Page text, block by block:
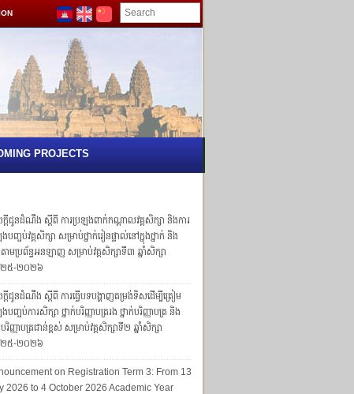
PROJECTS
ដីជូនដំណឹង ស្ដីពី ការប្រឡងពាក់កណ្ដាលវគ្គសិក្សា និងការ
បញ្ចប់វគ្គសិក្សា សម្រាប់ថ្នាក់រៀនផ្ទាល់នៅក្នុងថ្នាក់ និង
តាមប្រព័ន្ធអនឡាញ សម្រាប់វគ្គសិក្សាទី៣ ឆ្នាំសិក្សា
៥-២០២៦
តីជូនដំណឹង ស្តីពី ការធ្វើបទបង្ហាញតម្រង់ទិសដើម្បីត្រៀម
បញ្ចប់ការសិក្សា ថ្នាក់បរិញ្ញាបត្ររង ថ្នាក់បរិញ្ញាបត្រ និង
បរិញ្ញាបត្រជាន់ខ្ពស់ សម្រាប់វគ្គសិក្សាទី២ ឆ្នាំសិក្សា
៥-២០២៦
on Registration Term 3: From 13
2026 to 4 October 2026 Academic Year